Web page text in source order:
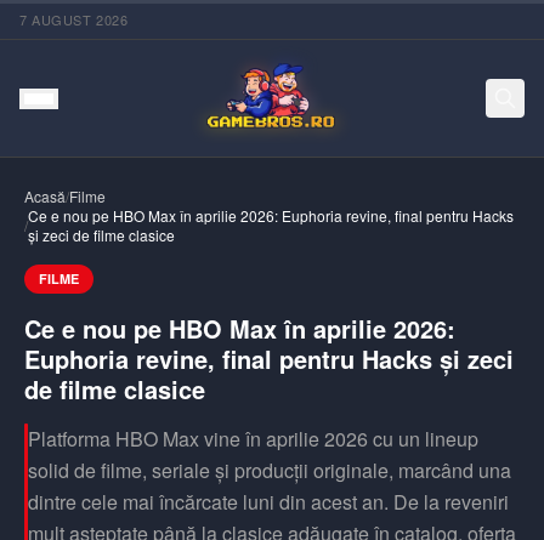
7 AUGUST 2026
Acasă/Filme
/Ce e nou pe HBO Max în aprilie 2026: Euphoria revine, final pentru Hacks
și zeci de filme clasice
FILME
Ce e nou pe HBO Max în aprilie 2026:
Euphoria revine, final pentru Hacks și zeci
de filme clasice
Platforma HBO Max vine în aprilie 2026 cu un lineup
solid de filme, seriale și producții originale, marcând una
dintre cele mai încărcate luni din acest an. De la reveniri
mult așteptate până la clasice adăugate în catalog, oferta